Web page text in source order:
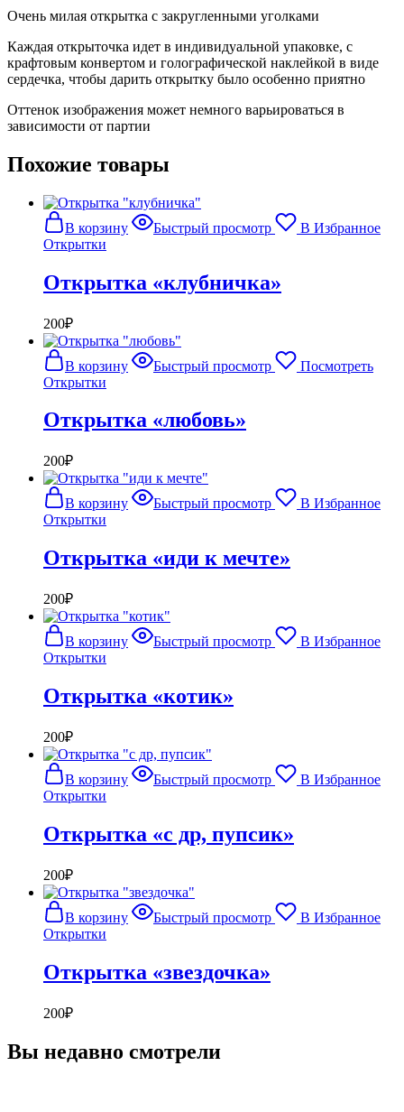
Очень милая открытка с закругленными уголками
Каждая открыточка идет в индивидуальной упаковке, с
крафтовым конвертом и голографической наклейкой в виде
сердечка, чтобы дарить открытку было особенно приятно
Оттенок изображения может немного варьироваться в
зависимости от партии
Похожие товары
В корзину Быстрый просмотр
В Избранное
Открытки
Открытка «клубничка»
200₽
В корзину Быстрый просмотр
Посмотреть
Открытки
Открытка «любовь»
200₽
В корзину Быстрый просмотр
В Избранное
Открытки
Открытка «иди к мечте»
200₽
В корзину Быстрый просмотр
В Избранное
Открытки
Открытка «котик»
200₽
В корзину Быстрый просмотр
В Избранное
Открытки
Открытка «с др, пупсик»
200₽
В корзину Быстрый просмотр
В Избранное
Открытки
Открытка «звездочка»
200₽
Вы недавно смотрели